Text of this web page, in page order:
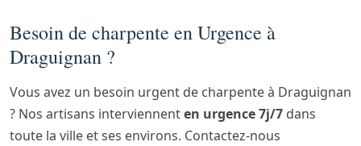
Besoin de charpente en Urgence à
Draguignan ?
Vous avez un besoin urgent de charpente à Draguignan
? Nos artisans interviennenten urgence 7j/7 dans
toute la ville et ses environs. Contactez-nous